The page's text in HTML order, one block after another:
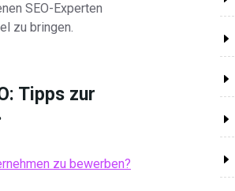
SEO-Experten
zu bringen.
Tipps zur
zu bewerben?